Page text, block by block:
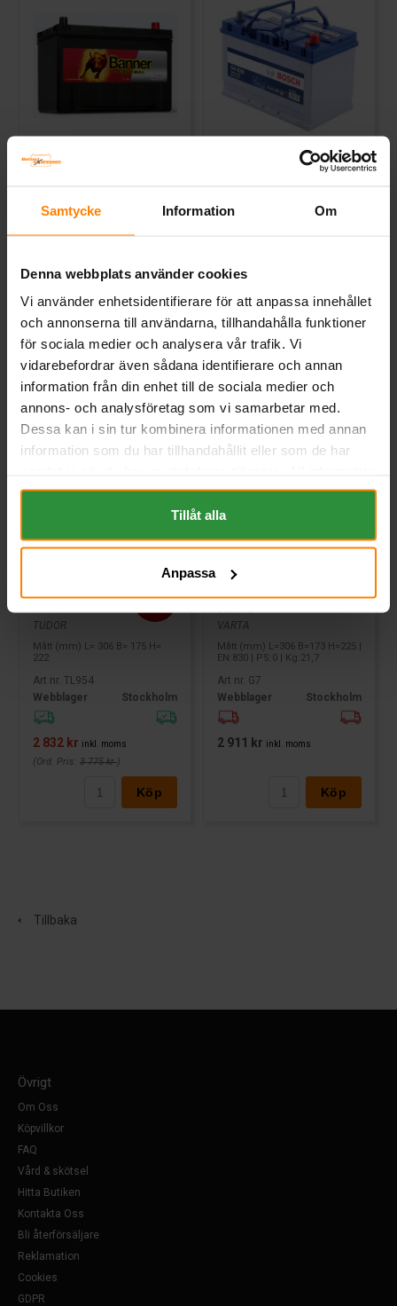
Samtycke Information Om
Denna webbplats använder cookies
Vi använder enhetsidentifierare för att anpassa innehållet
och annonserna till användarna, tillhandahålla funktioner
för sociala medier och analysera vår trafik. Vi
vidarebefordrar även sådana identifierare och annan
information från din enhet till de sociala medier och
annons- och analysföretag som vi samarbetar med.
Dessa kan i sin tur kombinera informationen med annan
information som du har tillhandahållit eller som de har
om "Cookies" och ditt val finner du på vår Cookie sida
längst ner i "footern" på sidan.
Tillåt alla
Anpassa
Banner Power Bull 12v 95Ah
P9504
Mått (mm) L=303 B=173 H=225 |
EN:680 | PS:0 | Kg:21,6
2 602 krinkl. moms
Köp
Bosch S4 12v 95Ah S4028
Mått (mm) L= 306 B= 173 H=
225
2 856 krinkl. moms
Tudor EFB 12V 95Ah TL954
TUDOR
Mått (mm) L= 306 B= 175 H=
222
Art nr. TL954
Webblager
Stockholm
2 832 kr inkl. moms
(Ord. Pris: 3 775 kr)
Köp
Varta Blue Dynamic 12v
95Ah G7
VARTA
Mått (mm) L=306 B=173 H=225 |
EN:830 | PS:0 | Kg:21,7
Art nr. G7
Webblager
Stockholm
2 911 kr inkl. moms
Köp
Tillbaka
Övrigt
Om Oss
Köpvillkor
FAQ
Vård & skötsel
Hitta Butiken
Kontakta Oss
Bli återförsäljare
Reklamation
Cookies
GDPR